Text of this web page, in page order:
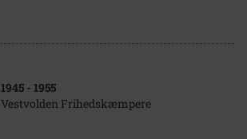
1945 - 1955
Vestvolden Frihedskæmpere